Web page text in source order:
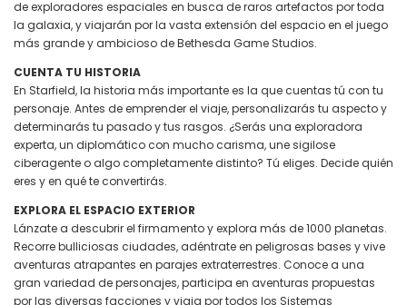
de exploradores espaciales en busca de raros artefactos por toda
la galaxia, y viajarán por la vasta extensión del espacio en el juego
más grande y ambicioso de Bethesda Game Studios.
CUENTA TU HISTORIA
En Starfield, la historia más importante es la que cuentas tú con tu
personaje. Antes de emprender el viaje, personalizarás tu aspecto y
determinarás tu pasado y tus rasgos. ¿Serás una exploradora
experta, un diplomático con mucho carisma, une sigilose
ciberagente o algo completamente distinto? Tú eliges. Decide quién
eres y en qué te convertirás.
EXPLORA EL ESPACIO EXTERIOR
Lánzate a descubrir el firmamento y explora más de 1000 planetas.
Recorre bulliciosas ciudades, adéntrate en peligrosas bases y vive
aventuras atrapantes en parajes extraterrestres. Conoce a una
gran variedad de personajes, participa en aventuras propuestas
por las diversas facciones y viaja por todos los Sistemas